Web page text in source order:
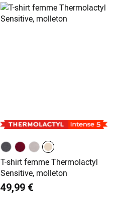
T-shirt femme Thermolactyl
Sensitive, molleton
49,99 €